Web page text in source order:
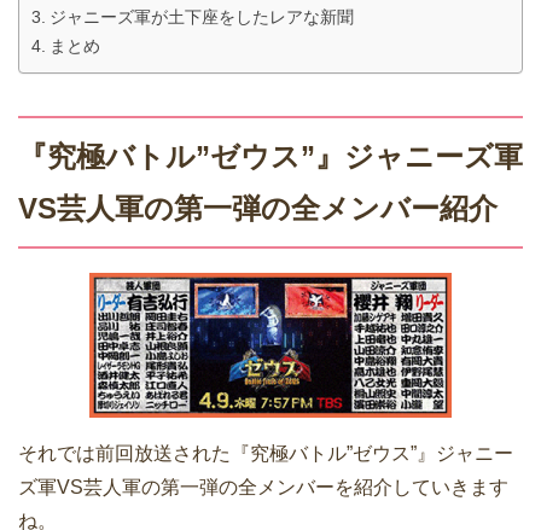
ジャニーズ軍が土下座をしたレアな新聞
まとめ
『究極バトル”ゼウス”』ジャニーズ軍
VS芸人軍の第一弾の全メンバー紹介
それでは前回放送された『究極バトル”ゼウス”』ジャニー
ズ軍VS芸人軍の第一弾の全メンバーを紹介していきます
ね。